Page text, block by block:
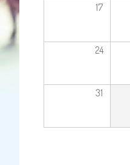
17
24
31